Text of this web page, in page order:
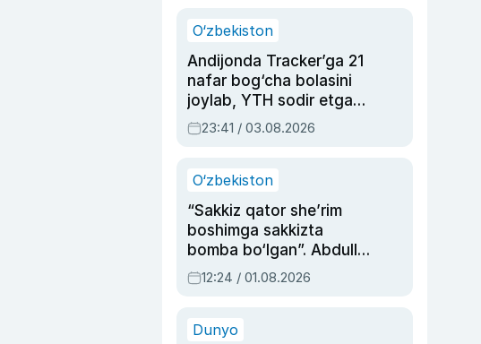
O‘zbekiston
Andijonda Tracker’ga 21
nafar bog‘cha bolasini
joylab, YTH sodir etgan
ayolga sud hukmi o‘qildi
23:41 / 03.08.2026
O‘zbekiston
“Sakkiz qator she’rim
boshimga sakkizta
bomba bo‘lgan”. Abdulla
Oripovni siyosiy
ayblovlardan asrab
12:24 / 01.08.2026
Dunyo